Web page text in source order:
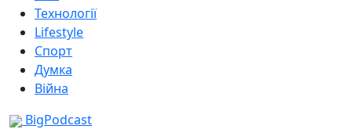
Технології
Lifestyle
Спорт
Думка
Війна
BigPodcast